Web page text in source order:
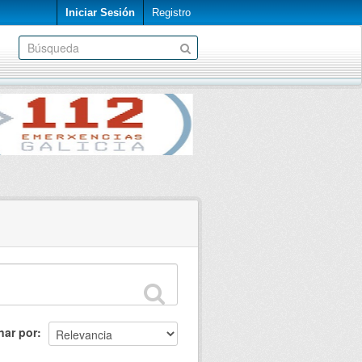
Iniciar Sesión Registro
por